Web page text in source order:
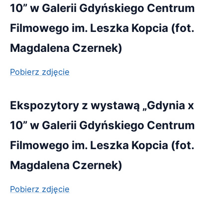
10” w Galerii Gdyńskiego Centrum
Filmowego im. Leszka Kopcia (fot.
Magdalena Czernek)
Pobierz zdjęcie
Ekspozytory z wystawą „Gdynia x
10” w Galerii Gdyńskiego Centrum
Filmowego im. Leszka Kopcia (fot.
Magdalena Czernek)
Pobierz zdjęcie